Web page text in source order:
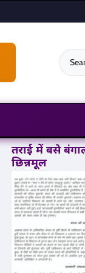
तराई में बसे
छिन्नमूल